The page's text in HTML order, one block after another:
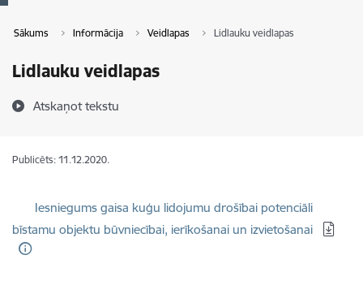
Sākums Informācija Veidlapas Lidlauku veidlapas
Lidlauku veidlapas
Atskaņot tekstu
Publicēts: 11.12.2020.
Lejupielādēt:
Iesniegums gaisa kuģu lidojumu drošībai potenciāli
bīstamu objektu būvniecībai, ierīkošanai un izvietošanai